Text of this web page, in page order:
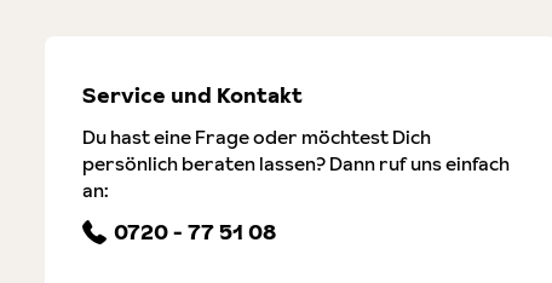
Service und Kontakt
Du hast eine Frage oder möchtest Dich
persönlich beraten lassen? Dann ruf uns einfach
an:
0720 - 77 51 08